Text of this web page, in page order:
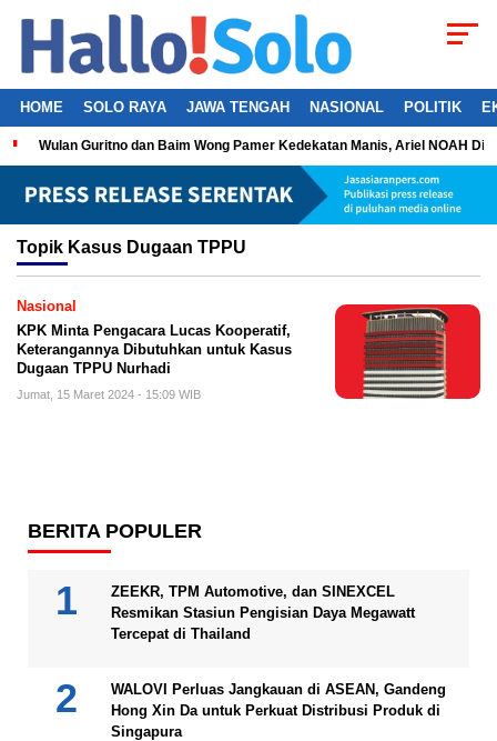
HOME SOLO RAYA JAWA TENGAH NASIONAL POLITIK
Wulan Guritno dan Baim Wong Pamer Kedekatan Manis, Ariel NOAH
Topik Kasus Dugaan TPPU
Nasional
KPK Minta Pengacara Lucas Kooperatif,
Keterangannya Dibutuhkan untuk Kasus
Dugaan TPPU Nurhadi
Jumat, 15 Maret 2024 - 15:09 WIB
BERITA POPULER
ZEEKR, TPM Automotive, dan SINEXCEL
Resmikan Stasiun Pengisian Daya Megawatt
Tercepat di Thailand
WALOVI Perluas Jangkauan di ASEAN, Gandeng
Hong Xin Da untuk Perkuat Distribusi Produk di
Singapura